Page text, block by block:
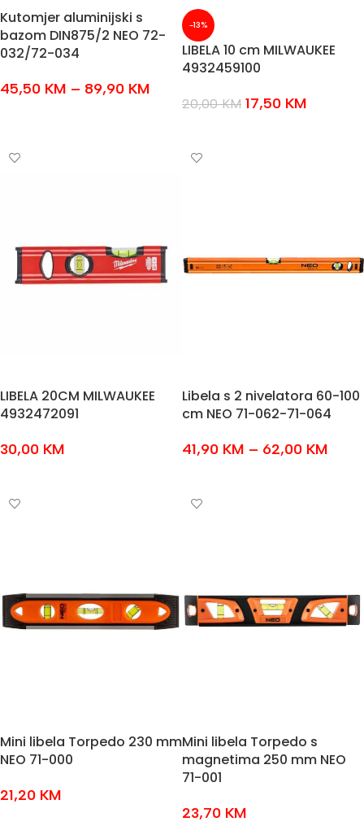
Kutomjer aluminijski s
bazom DIN875/2 NEO 72-
032/72-034
45,50 KM – 89,90 KM
-13%
LIBELA 10 cm MILWAUKEE
4932459100
20,00KM 17,50 KM
LIBELA 20CM MILWAUKEE
4932472091
30,00 KM
Libela s 2 nivelatora 60-100
cm NEO 71-062-71-064
41,90 KM – 62,00 KM
Mini libela Torpedo 230 mm
NEO 71-000
21,20 KM
Mini libela Torpedo s
magnetima 250 mm NEO
71-001
23,70 KM